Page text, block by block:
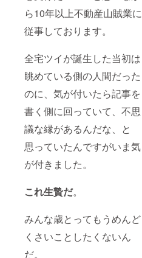
ら10年以上不動産山賊業に
従事しております。
全宅ツイが誕生した当初は
眺めている側の人間だった
のに、気が付いたら記事を
書く側に回っていて、不思
議な縁があるんだな、と
思っていたんですがいま気
が付きました。
これ生贄だ。
みんな歳とってもうめんど
くさいことしたくないん
だ。